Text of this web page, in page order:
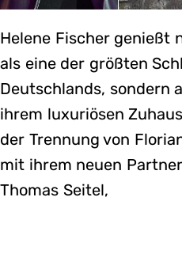
Helene Fischer genießt
als eine der größten
Deutschlands, sondern
ihrem luxuriösen
der Trennung von
mit ihrem neuen
Thomas Seitel,